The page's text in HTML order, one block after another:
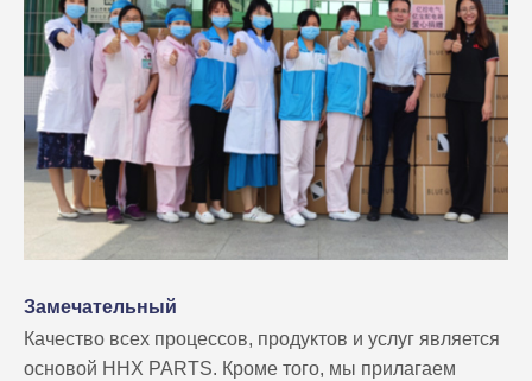
Замечательный
Качество всех процессов, продуктов и услуг является
основой HHX PARTS. Кроме того, мы прилагаем